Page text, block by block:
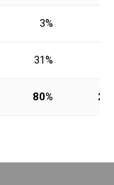
3%
31%
80%